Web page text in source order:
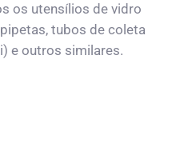
os utensílios de vidro
tubos de coleta
e outros similares.